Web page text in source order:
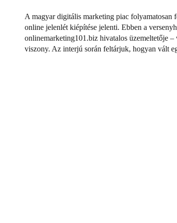
A magyar digitális marketing piac folyamatosan
online jelenlét kiépítése jelenti. Ebben a
onlinemarketing101.biz hivatalos üzemeltetője
viszony. Az interjú során feltárjuk, hogyan vált